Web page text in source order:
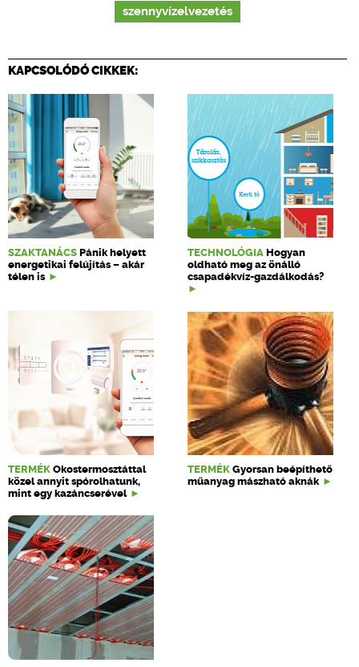
szennyvízelvezetés
KAPCSOLÓDÓ CIKKEK:
SZAKTANÁCS Pánik helyett
energetikai felújítás – akár
télen is
TECHNOLÓGIA Hogyan
oldható meg az önálló
csapadékvíz-gazdálkodás?
TERMÉK Okostermosztáttal
közel annyit spórolhatunk,
mint egy kazáncserével
TERMÉK Gyorsan beépíthető
műanyag mászható aknák